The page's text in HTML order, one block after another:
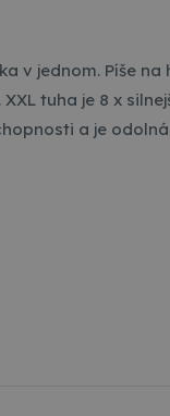
v jednom. Píše na
tuha je 8 x
a je